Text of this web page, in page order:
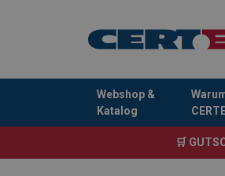
Webshop &
Katalog
Anfragen
🛒